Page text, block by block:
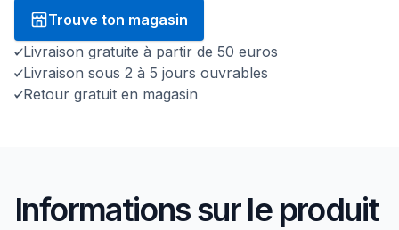
Trouve ton magasin
Livraison gratuite à partir de 50 euros
Livraison sous 2 à 5 jours ouvrables
Retour gratuit en magasin
Informations sur le produit